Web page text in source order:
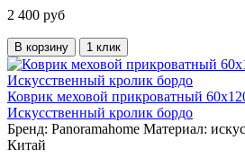
2 400 руб
В корзину 1 клик
Коврик меховой прикроватный
Искусственный кролик бордо
Бренд: Panoramahome Материал:
Китай